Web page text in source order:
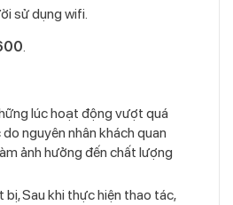
sử dụng wifi.
.
lúc hoạt động vượt quá
nguyên nhân khách quan
ảnh hưởng đến chất lượng
Sau khi thực hiện thao tác,